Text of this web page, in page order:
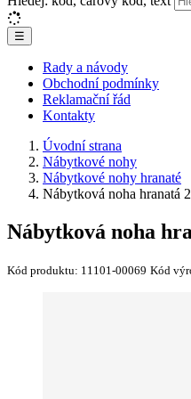
☰
Rady a návody
Obchodní podmínky
Reklamační řád
Kontakty
Úvodní strana
Nábytkové nohy
Nábytkové nohy hranaté
Nábytková noha hranatá
Nábytková noha
Kód produktu: 11101-00069 Kód